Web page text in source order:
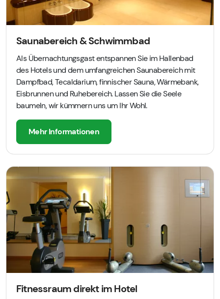
Saunabereich & Schwimmbad
Als Übernachtungsgast entspannen Sie im Hallenbad
des Hotels und dem umfangreichen Saunabereich mit
Dampfbad, Tecaldarium, finnischer Sauna, Wärmebank,
Eisbrunnen und Ruhebereich. Lassen Sie die Seele
baumeln, wir kümmern uns um Ihr Wohl.
Mehr Informationen
Fitnessraum direkt im Hotel